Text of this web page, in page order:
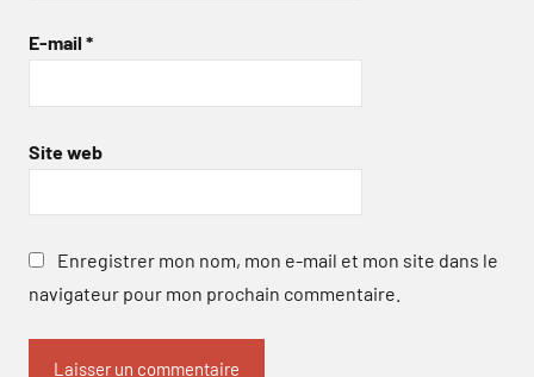
E-mail *
Site web
Enregistrer mon nom, mon e-mail et mon site dans le
navigateur pour mon prochain commentaire.